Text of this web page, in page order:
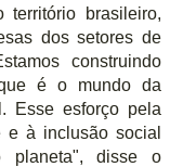
território brasileiro,
dos setores de
construindo
é o mundo da
Esse esforço pela
e à inclusão social
disse o